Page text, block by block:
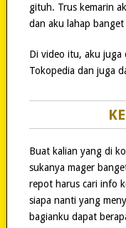
gituh. Trus kemarin
dan aku lahap banget
Di video itu, aku juga
Tokopedia dan juga
Buat kalian yang di
sukanya mager
repot harus cari info
siapa nanti yang
bagianku dapat